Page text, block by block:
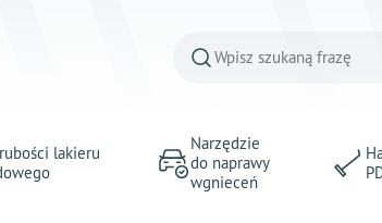
lakieru
Narzędzie
do naprawy
wgnieceń